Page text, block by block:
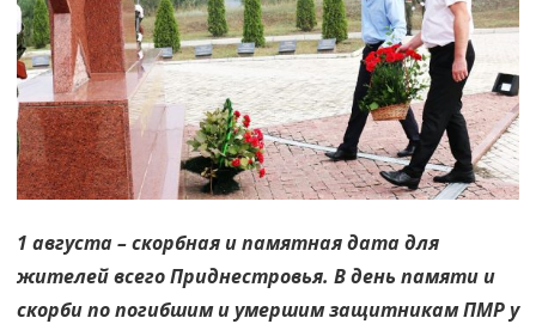
забвенье
1 августа – скорбная и памятная дата для
жителей всего Приднестровья. В день памяти и
скорби по погибшим и умершим защитникам ПМР у